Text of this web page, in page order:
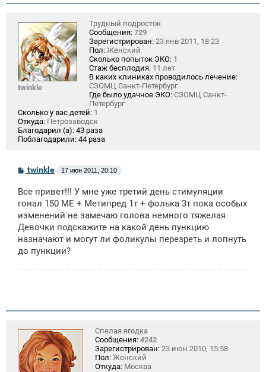
twinkle
Трудный подросток
Сообщения: 729
Зарегистрирован: 23 янв 2011, 18:23
Пол: Женский
Сколько попыток ЭКО: 1
Стаж бесплодия: 11 лет
В каких клиниках проводилось лечение:
СЗОМЦ Санкт-Петербург
Где было удачное ЭКО: СЗОМЦ Санкт-
Петербург
Сколько у вас детей: 1
Откуда: Петрозаводск
Благодарил (а): 43 раза
Поблагодарили: 44 раза
С
б
щ
н
и
twinkle 17 июн 2011, 20:10
Все привет!!! У мне уже третий день стимуляции
гонал 150 МЕ + Метипред 1т + фолька 3т пока особых
изменений не замечаю голова немного тяжелая
Девочки подскажите на какой день пункцию
назначают и могут ли фоликулы перезреть и лопнуть
до пункции?
Спелая ягодка
Сообщения: 4242
Зарегистрирован: 23 июн 2010, 15:58
Пол: Женский
Откуда: Москва